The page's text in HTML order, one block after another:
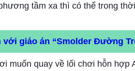
tầm xa thì có thể trong
với giáo án “Smolder Đường
muốn quay về lối chơi hỗn hợp